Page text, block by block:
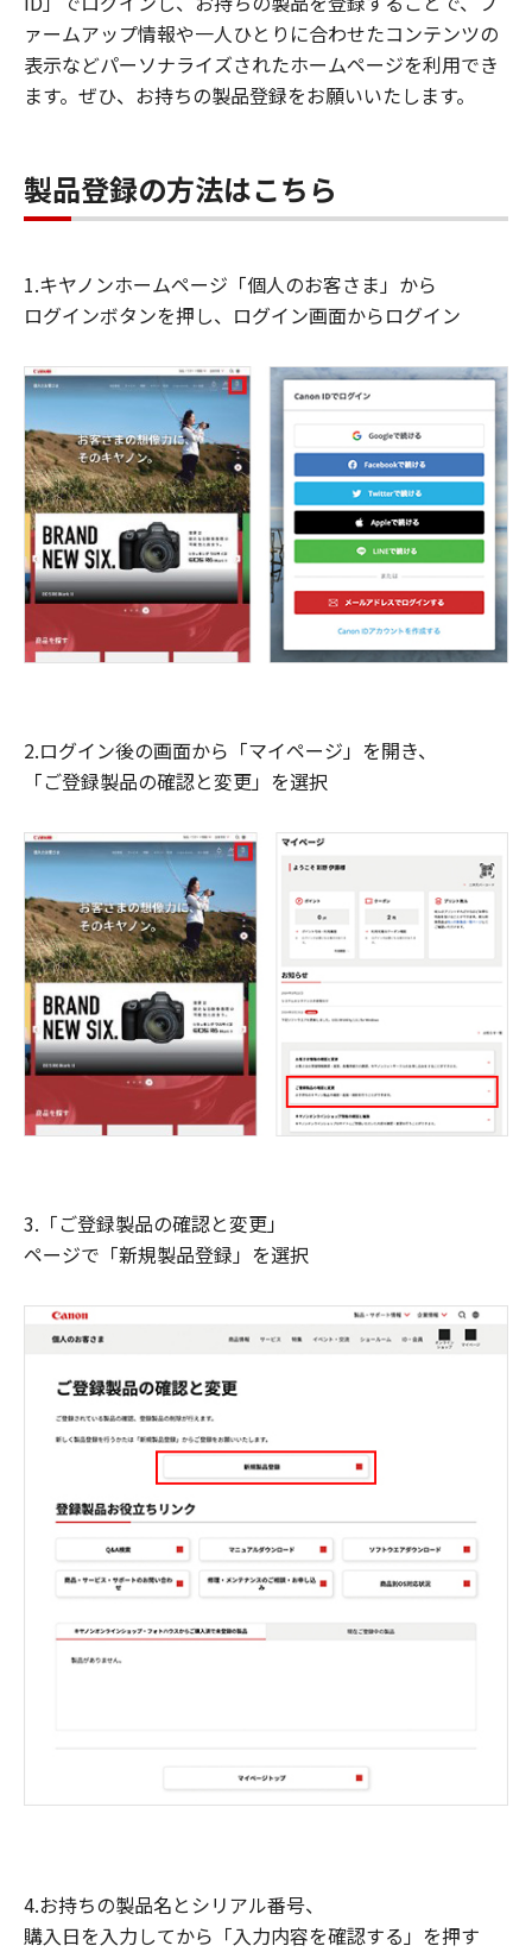
ァームアップ情報や一人ひとりに合わせたコンテンツの
表示などパーソナライズされたホームページを利用でき
ます。ぜひ、お持ちの製品登録をお願いいたします。
製品登録の方法はこちら
1.キヤノンホームページ「個人のお客さま」から
ログインボタンを押し、ログイン画面からログイン
2.ログイン後の画面から「マイページ」を開き、
「ご登録製品の確認と変更」を選択
3.「ご登録製品の確認と変更」
ページで「新規製品登録」を選択
4.お持ちの製品名とシリアル番号、
購入日を入力してから「入力内容を確認する」を押す